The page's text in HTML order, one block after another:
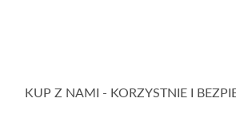
KUP Z NAMI - KORZYSTNIE I